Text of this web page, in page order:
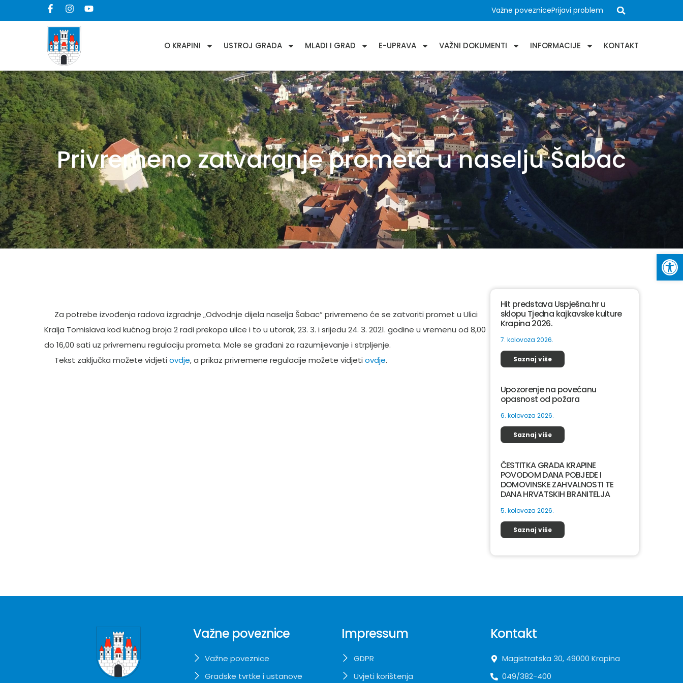
Važne poveznicePrijavi problem
O KRAPINI USTROJ GRADA MLADI I GRAD E-UPRAVA VAŽNI DOKUMENTI INFORMACIJE KONTAKT
Privremeno zatvaranje prometa u naselju Šabac
Za potrebe izvođenja radova izgradnje „Odvodnje dijela naselja Šabac“ privremeno će se zatvoriti promet u Ulici
Kralja Tomislava kod kućnog broja 2 radi prekopa ulice i to u utorak, 23. 3. i srijedu 24. 3. 2021. godine u vremenu od 8,00
do 16,00 sati uz privremenu regulaciju prometa. Mole se građani za razumijevanje i strpljenje.
Tekst zaključka možete vidjeti ovdje, a prikaz privremene regulacije možete vidjeti ovdje.
Hit predstava Uspješna.hr u
sklopu Tjedna kajkavske kulture
Krapina 2026.
7. kolovoza 2026.
Saznaj više
Upozorenje na povećanu
opasnost od požara
6. kolovoza 2026.
Saznaj više
ČESTITKA GRADA KRAPINE
POVODOM DANA POBJEDE I
DOMOVINSKE ZAHVALNOSTI TE
DANA HRVATSKIH BRANITELJA
5. kolovoza 2026.
Saznaj više
Važne poveznice
Važne poveznice
Gradske tvrtke i ustanove
Impressum
GDPR
Uvjeti korištenja
Kontakt
Magistratska 30, 49000 Krapina
049/382-400